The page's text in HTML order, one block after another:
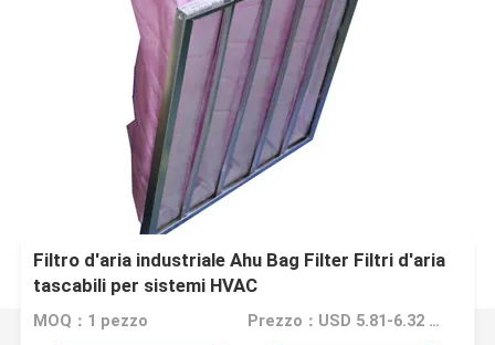
Filtro d'aria industriale Ahu Bag Filter Filtri d'aria
tascabili per sistemi HVAC
MOQ：1 pezzo Prezzo：USD 5.81-6.32 piece